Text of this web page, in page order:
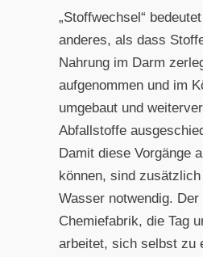
„Stoffwechsel“
anderes, als dass
Nahrung im Darm
aufgenommen und im
umgebaut und
Abfallstoffe
Damit diese Vorgänge
können, sind
Wasser notwendig.
Chemiefabrik, die Tag
arbeitet, sich selbst zu